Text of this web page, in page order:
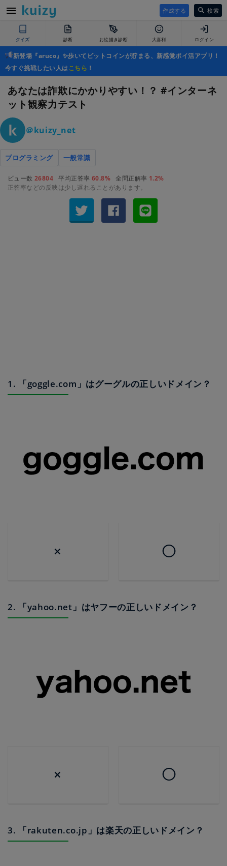
作成する 検索
クイズ 診断 お絵描き診断 大喜利 ログイン
新登場『aruco』✨歩いてビットコインが貯まる、新感覚ポイ活アプリ！
今すぐ挑戦したい人はこちら ！
あなたは詐欺にかかりやすい！？ #インターネ
ット観察力テスト
＠kuizy_net
プログラミング 一般常識
ビュー数 26804 平均正答率 60.8% 全問正解率 1.2%
正答率などの反映は少し遅れることがあります。
1. 「goggle.com」はグーグルの正しいドメイン？
× ◯
2. 「yahoo.net」はヤフーの正しいドメイン？
× ◯
3. 「rakuten.co.jp」は楽天の正しいドメイン？